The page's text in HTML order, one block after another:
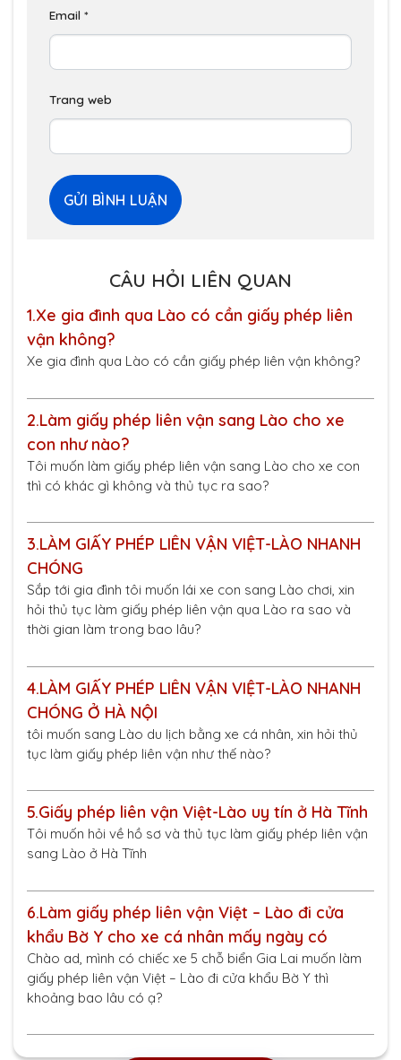
Email *
Trang web
CÂU HỎI LIÊN QUAN
1.Xe gia đình qua Lào có cần giấy phép liên
vận không?
Xe gia đình qua Lào có cần giấy phép liên vận không?
2.Làm giấy phép liên vận sang Lào cho xe
con như nào?
Tôi muốn làm giấy phép liên vận sang Lào cho xe con
thì có khác gì không và thủ tục ra sao?
3.LÀM GIẤY PHÉP LIÊN VẬN VIỆT-LÀO NHANH
CHÓNG
Sắp tới gia đình tôi muốn lái xe con sang Lào chơi, xin
hỏi thủ tục làm giấy phép liên vận qua Lào ra sao và
thời gian làm trong bao lâu?
4.LÀM GIẤY PHÉP LIÊN VẬN VIỆT-LÀO NHANH
CHÓNG Ở HÀ NỘI
tôi muốn sang Lào du lịch bằng xe cá nhân, xin hỏi thủ
tục làm giấy phép liên vận như thế nào?
5.Giấy phép liên vận Việt-Lào uy tín ở Hà Tĩnh
Tôi muốn hỏi về hồ sơ và thủ tục làm giấy phép liên vận
sang Lào ở Hà Tĩnh
6.Làm giấy phép liên vận Việt – Lào đi cửa
khẩu Bờ Y cho xe cá nhân mấy ngày có
Chào ad, mình có chiếc xe 5 chỗ biển Gia Lai muốn làm
giấy phép liên vận Việt – Lào đi cửa khẩu Bờ Y thì
khoảng bao lâu có ạ?